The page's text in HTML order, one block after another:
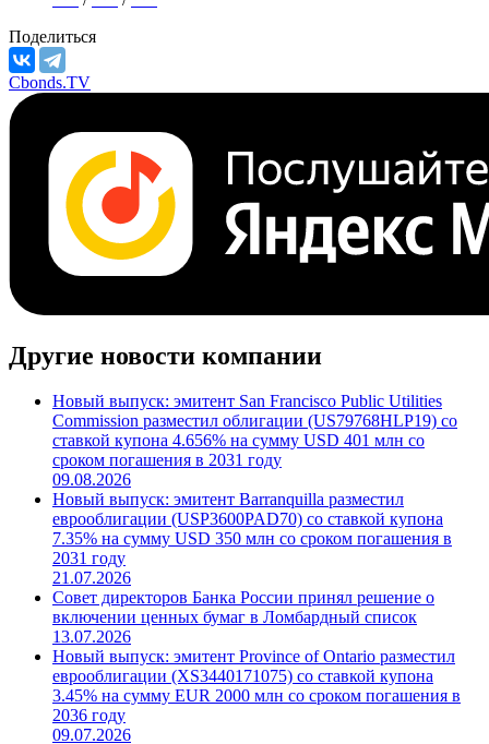
Поделиться
Cbonds.TV
Другие новости компании
Новый выпуск: эмитент San Francisco Public Utilities
Commission разместил облигации (US79768HLP19) со
ставкой купона 4.656% на сумму USD 401 млн со
сроком погашения в 2031 году
09.08.2026
Новый выпуск: эмитент Barranquilla разместил
еврооблигации (USP3600PAD70) со ставкой купона
7.35% на сумму USD 350 млн со сроком погашения в
2031 году
21.07.2026
Совет директоров Банка России принял решение о
включении ценных бумаг в Ломбардный список
13.07.2026
Новый выпуск: эмитент Province of Ontario разместил
еврооблигации (XS3440171075) со ставкой купона
3.45% на сумму EUR 2000 млн со сроком погашения в
2036 году
09.07.2026